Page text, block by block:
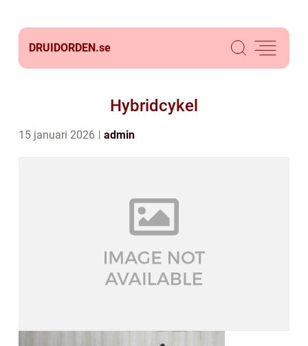
DRUIDORDEN.se
Hybridcykel
15 januari 2026 admin